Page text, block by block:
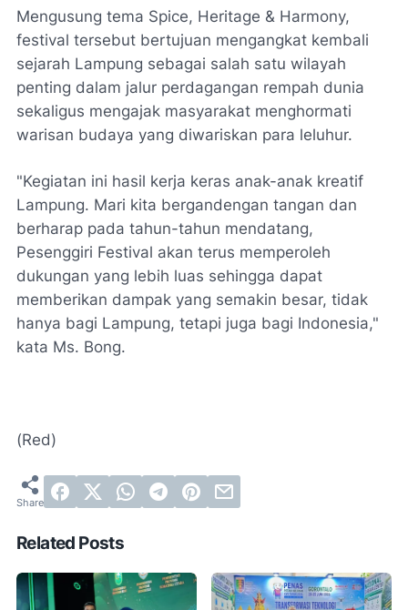
Mengusung tema Spice, Heritage & Harmony,
festival tersebut bertujuan mengangkat kembali
sejarah Lampung sebagai salah satu wilayah
penting dalam jalur perdagangan rempah dunia
sekaligus mengajak masyarakat menghormati
warisan budaya yang diwariskan para leluhur.
"Kegiatan ini hasil kerja keras anak-anak kreatif
Lampung. Mari kita bergandengan tangan dan
berharap pada tahun-tahun mendatang,
Pesenggiri Festival akan terus memperoleh
dukungan yang lebih luas sehingga dapat
memberikan dampak yang semakin besar, tidak
hanya bagi Lampung, tetapi juga bagi Indonesia,"
kata Ms. Bong.
(Red)
Related Posts